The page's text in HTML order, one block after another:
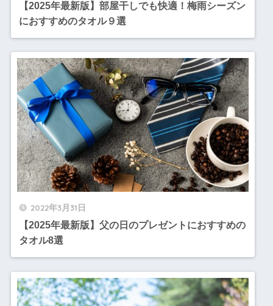
【2025年最新版】部屋干しでも快適！梅雨シーズン
におすすめのタオル９選
2022年3月31日
【2025年最新版】父の日のプレゼントにおすすめの
タオル8選